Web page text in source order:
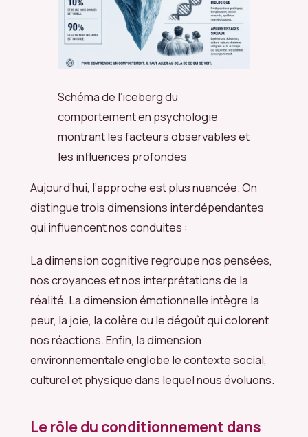
Schéma de l’iceberg du
comportement en psychologie
montrant les facteurs observables et
les influences profondes
Aujourd’hui, l’approche est plus nuancée. On
distingue trois dimensions interdépendantes
qui influencent nos conduites :
La dimension cognitive regroupe nos pensées,
nos croyances et nos interprétations de la
réalité. La dimension émotionnelle intègre la
peur, la joie, la colère ou le dégoût qui colorent
nos réactions. Enfin, la dimension
environnementale englobe le contexte social,
culturel et physique dans lequel nous évoluons.
Le rôle du conditionnement dans